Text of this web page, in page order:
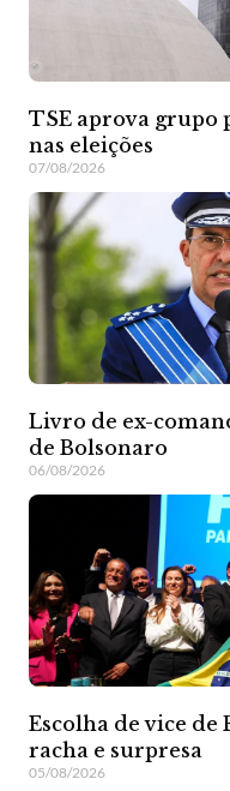
TSE aprova grupo
nas eleições
07/08/2026
Livro de ex-
de Bolsonaro
06/08/2026
Escolha de vice
racha e surpresa
05/08/2026